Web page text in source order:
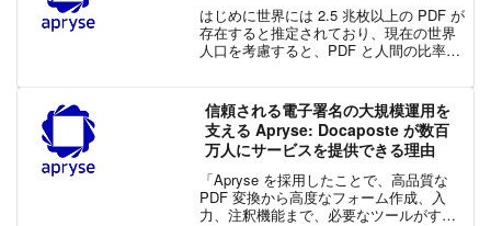
はじめに世界には 2.5 兆枚以上の PDF が
存在すると推定されており、現在の世界
人口を考慮すると、PDF と人間の比率は
ーマットの一つとなっています。P...
信頼される電子署名の大規模運用を
支える Apryse: Docaposte が数百
万人にサービスを提供できる理由
「Apryse を採用したことで、高品質な
PDF 変換から高度なフォーム作成、入
力、注釈機能まで、必要なツールがすべ